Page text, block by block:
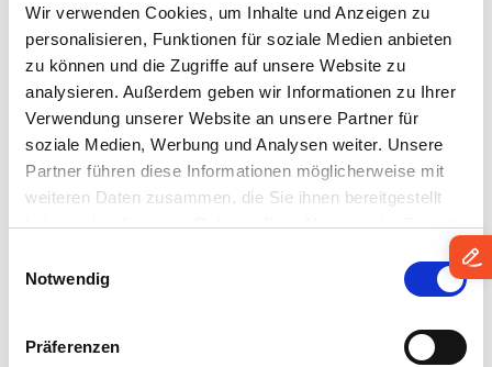
Wir verwenden Cookies, um Inhalte und Anzeigen zu
personalisieren, Funktionen für soziale Medien anbieten
zu können und die Zugriffe auf unsere Website zu
analysieren. Außerdem geben wir Informationen zu Ihrer
Verwendung unserer Website an unsere Partner für
soziale Medien, Werbung und Analysen weiter. Unsere
Partner führen diese Informationen möglicherweise mit
weiteren Daten zusammen, die Sie ihnen bereitgestellt
haben oder die sie im Rahmen Ihrer Nutzung der Dienste
Notwendig
Präferenzen
Even Kim Kardashian Doesn’t
Need a Smart Hairbrush
Once upon a time, mobile phones did - unsurprisingly
- what they said on the tin. They were tools used for
calling people. Then along came Palm, Nokia, and
Blackberry who added email, cameras,
apps, Internet access and the smartphone was born,
with the…